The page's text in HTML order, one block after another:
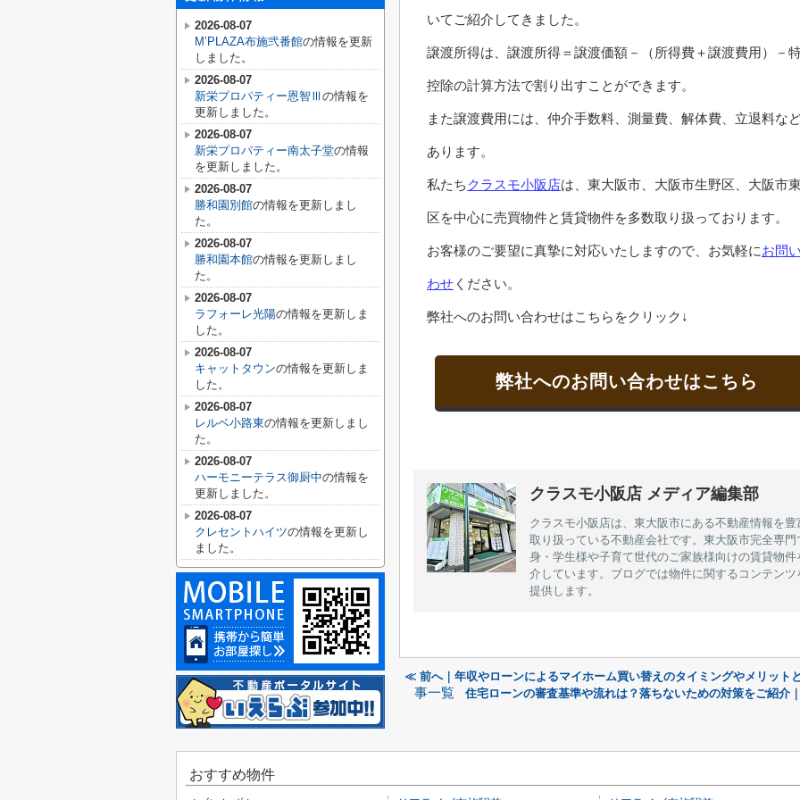
いてご紹介してきました。
譲渡所得は、譲渡所得＝譲渡価額－（所得費＋譲渡費用）－
控除の計算方法で割り出すことができます。
また譲渡費用には、仲介手数料、測量費、解体費、立退料な
あります。
私たち クラスモ小阪店は、東大阪市、大阪市生野区、大阪市
区を中心に売買物件と賃貸物件を多数取り扱っております。
お客様のご要望に真摯に対応いたしますので、お気軽にお問
わせ ください。
弊社へのお問い合わせはこちらをクリック↓
弊社へのお問い合わせはこちら
クラスモ小阪店 メディア編集部
クラスモ小阪店は、東大阪市にある不動産情報を豊
取り扱っている不動産会社です。東大阪市完全専門
身・学生様や子育て世代のご家族様向けの賃貸物件
介しています。ブログでは物件に関するコンテンツ
提供します。
≪ 前へ｜年収やローンによるマイホーム買い替えのタイミングやメリット
事一覧
住宅ローンの審査基準や流れは？落ちないための対策をご紹介
2026-08-07
M’PLAZA布施弐番館の情報を更新
しました。
2026-08-07
新栄プロパティー恩智Ⅲ の情報を
更新しました。
2026-08-07
新栄プロパティー南太子堂の情報
を更新しました。
2026-08-07
勝和園別館の情報を更新しまし
た。
2026-08-07
勝和園本館の情報を更新しまし
た。
2026-08-07
ラフォーレ光陽の情報を更新しま
した。
2026-08-07
キャットタウンの情報を更新しま
した。
2026-08-07
レルベ小路東の情報を更新しまし
た。
2026-08-07
ハーモニーテラス御厨中の情報を
更新しました。
2026-08-07
クレセントハイツの情報を更新し
ました。
おすすめ物件